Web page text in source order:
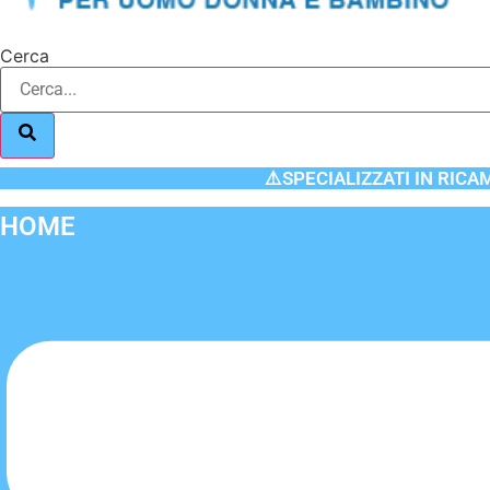
Cerca
⚠️SPECIALIZZATI IN
HOME